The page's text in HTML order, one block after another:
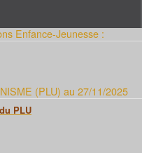
Enfance-Jeunesse :
(PLU) au 27/11/2025
PLU